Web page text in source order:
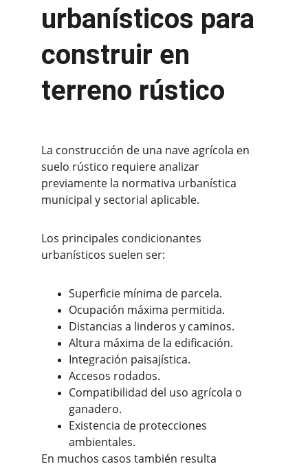
urbanísticos para
construir en
terreno rústico
La construcción de una nave agrícola en
suelo rústico requiere analizar
previamente la normativa urbanística
municipal y sectorial aplicable.
Los principales condicionantes
urbanísticos suelen ser:
Superficie mínima de parcela.
Ocupación máxima permitida.
Distancias a linderos y caminos.
Altura máxima de la edificación.
Integración paisajística.
Accesos rodados.
Compatibilidad del uso agrícola o
ganadero.
Existencia de protecciones
ambientales.
En muchos casos también resulta